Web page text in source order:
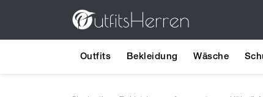
Outfits Bekleidung Wäsche